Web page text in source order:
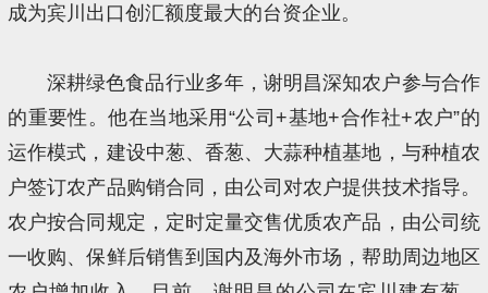
成为宾川出口创汇额度最大的台资企业。
深耕绿色食品行业多年，谢明昌深知农户参与合作
的重要性。他在当地采用“公司+基地+合作社+农户”的
运作模式，建设中葱、香葱、大蒜种植基地，与种植农
户签订农产品购销合同，由公司对农户提供技术指导。
农户按合同规定，定时定量交售优质农产品，由公司统
一收购、保鲜后销售到国内及海外市场，帮助周边地区